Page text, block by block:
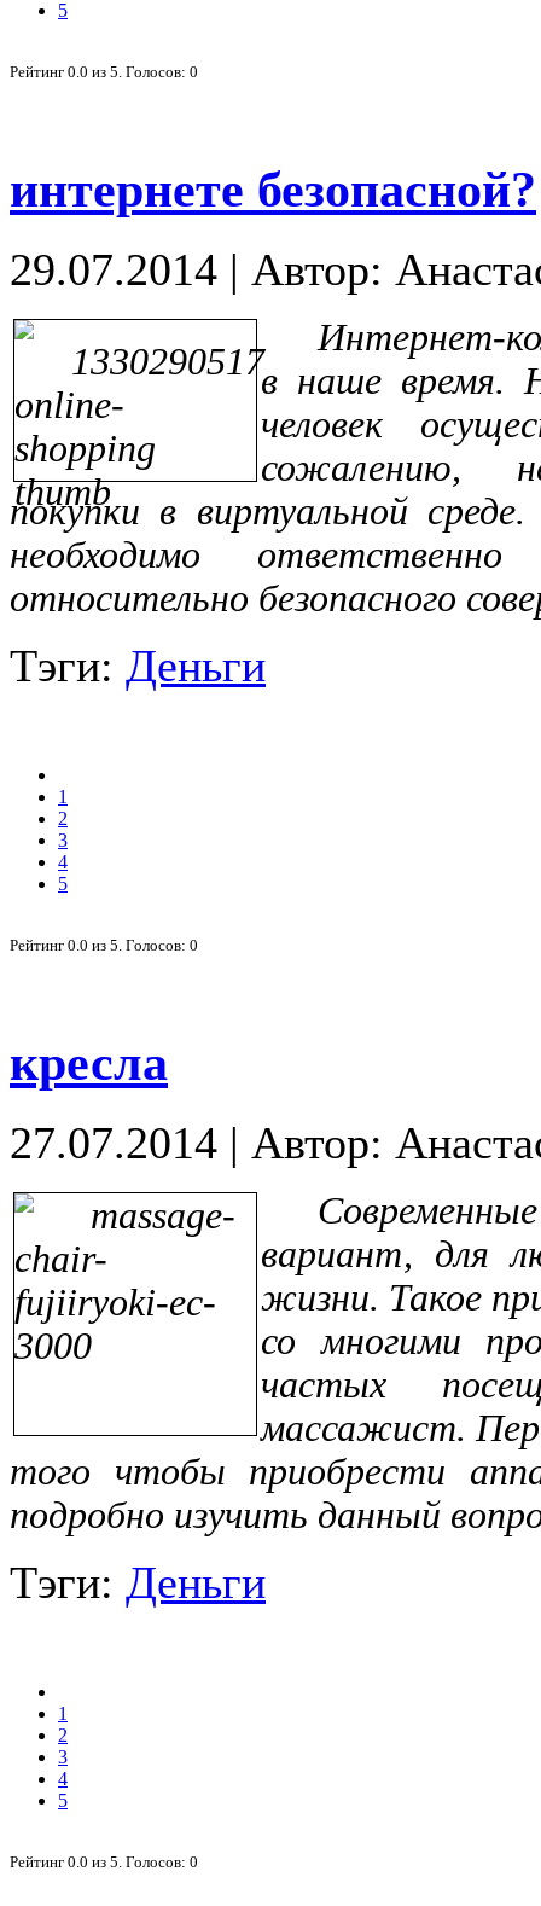
5
Рейтинг 0.0 из 5. Голосов: 0
интернете безопасной?
29.07.2014 | Автор:
Интернет-
в наше время.
человек
сожалению,
покупки в виртуальной
необходимо
относительно безопасного
Тэги: Деньги
1
2
3
4
5
Рейтинг 0.0 из 5. Голосов: 0
кресла
27.07.2014 | Автор:
вариант, для
жизни. Такое
со многими
частых
массажист.
того чтобы приобрести
подробно изучить данный
Тэги: Деньги
1
2
3
4
5
Рейтинг 0.0 из 5. Голосов: 0